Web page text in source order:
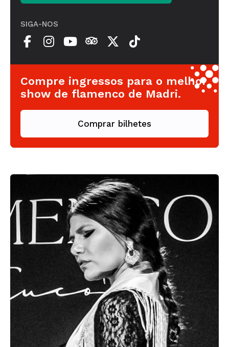
SIGA-NOS
Compre ingressos para o melhor
show de flamenco de Madri.
Comprar bilhetes